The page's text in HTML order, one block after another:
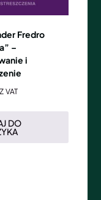
Fredro
–
i
Z VAT
DO